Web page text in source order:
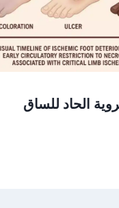
الحاد للساق